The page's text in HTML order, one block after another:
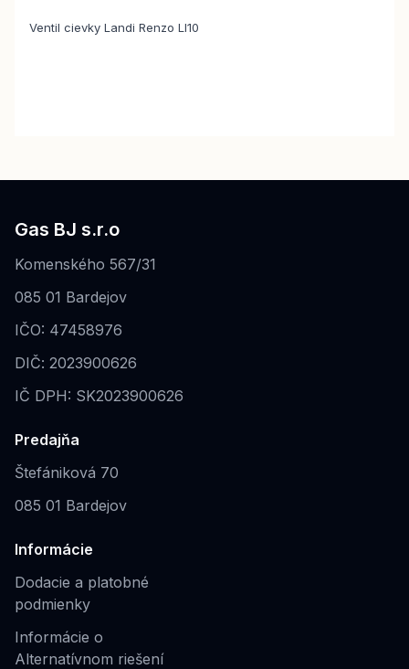
Ventil cievky Landi Renzo LI10
Gas BJ s.r.o
Komenského 567/31
085 01 Bardejov
IČO: 47458976
DIČ: 2023900626
IČ DPH: SK2023900626
Predajňa
Štefániková 70
085 01 Bardejov
Informácie
Dodacie a platobné
podmienky
Informácie o
Alternatívnom riešení